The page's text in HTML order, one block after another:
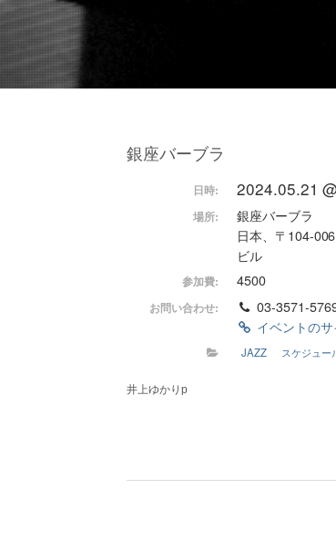
銀座バーブラ
日時: 2024.05.21
場所:
銀座バーブラ
日本、〒104-
ビル
参加費: 4500
お問い合わせ:
03-3571-
イベントのサ
JAZZ スケジュー
井上ゆかりp